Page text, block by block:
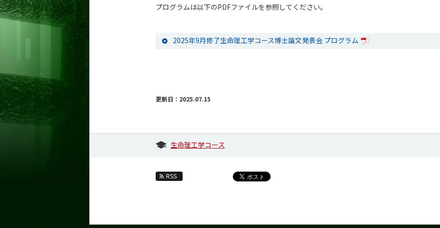
プログラムは以下のPDFファイルを参照してください。
2025年9月修了生命理工学コース博士論文発表会 プログラム
更新日：2025.07.15
生命理工学コース
RSS